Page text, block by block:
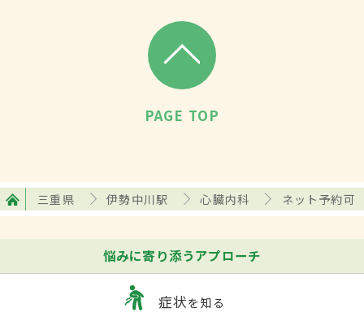
PAGE TOP
三重県 伊勢中川駅 心臓内科 ネット予約可
悩みに寄り添うアプローチ
症状を知る